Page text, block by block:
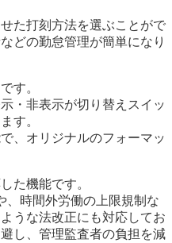
た打刻方法を選ぶことがで
どの勤怠管理が簡単になり
す。
・非表示が切り替えスイッ
す。
、オリジナルのフォーマッ
た機能です。
、時間外労働の上限規制な
うな法改正にも対応してお
し、管理監査者の負担を減